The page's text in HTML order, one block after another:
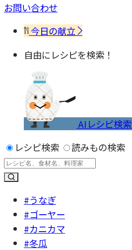
お問い合わせ
今日の献立
自由にレシピを検索！
AIレシピ検索
レシピ検索
読みもの検索
#うなぎ
#ゴーヤー
#カニカマ
#冬瓜